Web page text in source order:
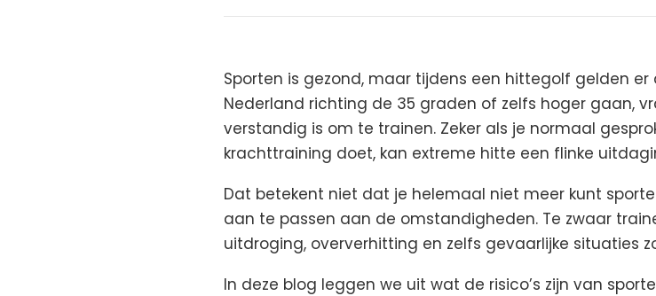
Sporten is gezond, maar tijdens een hittegolf gelden
Nederland richting de 35 graden of zelfs hoger gaan,
verstandig is om te trainen. Zeker als je normaal
krachttraining doet, kan extreme hitte een flinke
Dat betekent niet dat je helemaal niet meer kunt
aan te passen aan de omstandigheden. Te zwaar
uitdroging, oververhitting en zelfs gevaarlijke situaties
In deze blog leggen we uit wat de risico’s zijn van